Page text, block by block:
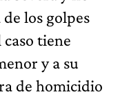
los golpes
tiene
y a su
de homicidio